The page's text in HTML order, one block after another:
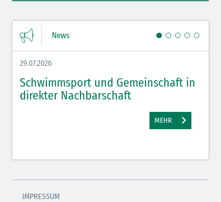
News
29.07.2026
Schwimmsport und Gemeinschaft in
direkter Nachbarschaft
MEHR
IMPRESSUM